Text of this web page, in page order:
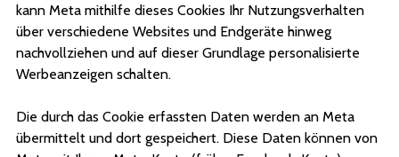
kann Meta mithilfe dieses Cookies Ihr Nutzungsverhalten
über verschiedene Websites und Endgeräte hinweg
nachvollziehen und auf dieser Grundlage personalisierte
Werbeanzeigen schalten.
Die durch das Cookie erfassten Daten werden an Meta
übermittelt und dort gespeichert. Diese Daten können von